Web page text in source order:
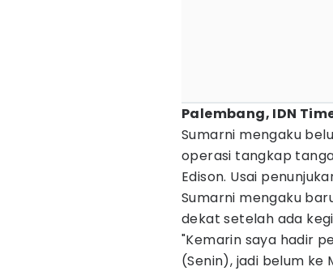
Palembang, IDN
Sumarni mengaku
operasi tangkap
Edison. Usai
Sumarni mengaku
dekat setelah ada
"Kemarin saya hadir
(Senin), jadi belum ke